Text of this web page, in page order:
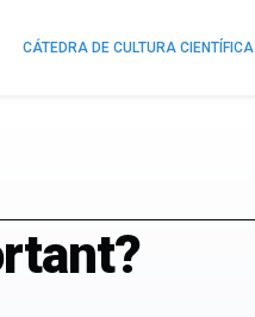
CÁTEDRA DE CULTURA CIENTÍFICA